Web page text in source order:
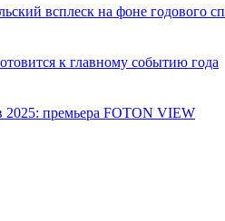
всплеск на фоне годового
к главному событию года
премьера FOTON VIEW